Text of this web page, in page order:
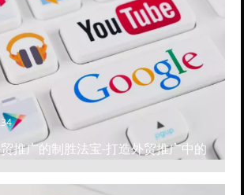
推广的制胜法宝-打造外贸推广中的